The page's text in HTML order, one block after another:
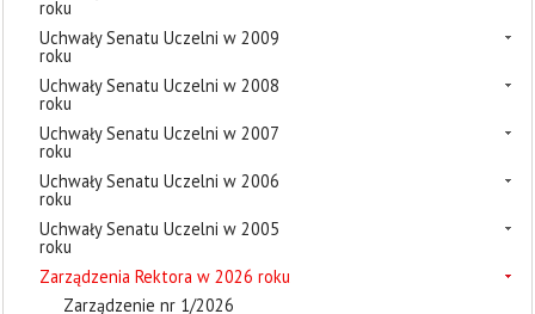
roku
Uchwały Senatu Uczelni w 2009
roku
Uchwały Senatu Uczelni w 2008
roku
Uchwały Senatu Uczelni w 2007
roku
Uchwały Senatu Uczelni w 2006
roku
Uchwały Senatu Uczelni w 2005
roku
Zarządzenia Rektora w 2026 roku
Zarządzenie nr 1/2026